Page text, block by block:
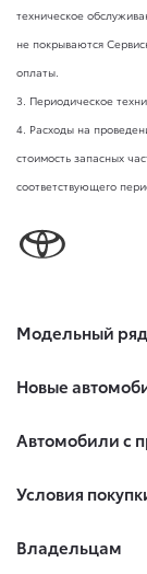
техническое
не покрываются
оплаты.
3. Периодическое
4. Расходы на
стоимость запасных
соответствующего
Модельный ряд
Новые
Автомобили с
Условия
Владельцам